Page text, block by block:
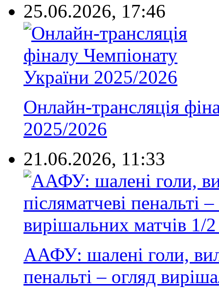
25.06.2026, 17:46
Онлайн-трансляція
2025/2026
21.06.2026, 11:33
ААФУ: шалені голи,
пенальті – огляд